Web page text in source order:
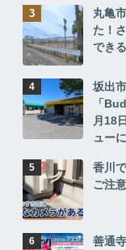
丸亀
た！
でき
坂出
「
月18
ュー
香川
ご注
善通